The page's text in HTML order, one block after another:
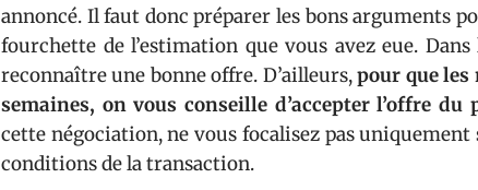
annoncé. Il faut donc préparer les bons arguments
fourchette de l’estimation que vous avez eue.
reconnaître une bonne offre. D’ailleurs,pour que les
semaines, on vous conseille d’accepter l’offre
cette négociation, ne vous focalisez pas
conditions de la transaction.